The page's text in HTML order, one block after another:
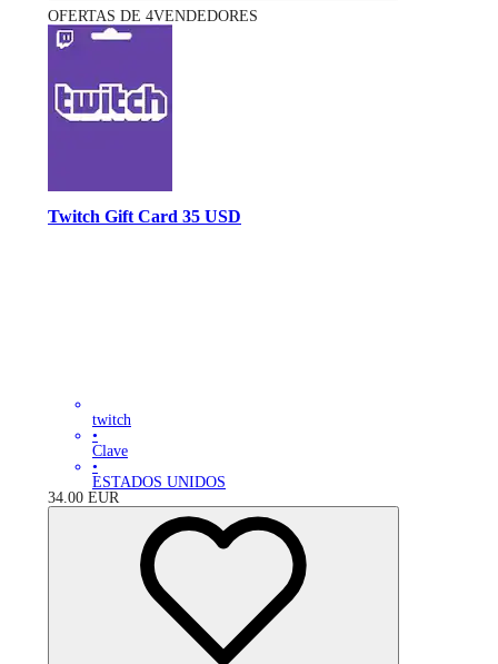
OFERTAS DE 4VENDEDORES
Twitch Gift Card 35 USD
twitch
•
Clave
•
ESTADOS UNIDOS
34.00 EUR